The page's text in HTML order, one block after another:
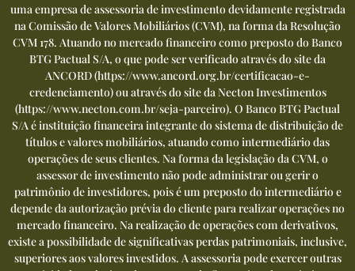
uma empresa de assessoria de investimento devidamente registrada
na Comissão de Valores Mobiliários (CVM), na forma da Resolução
CVM 178. Atuando no mercado financeiro como preposto do Banco
BTG Pactual S/A, o que pode ser verificado através do site da
ANCORD (https://www.ancord.org.br/certificacao-e-
credenciamento) ou através do site da Necton Investimentos
(https://www.necton.com.br/seja-parceiro). O Banco BTG Pactual
S/A é instituição financeira integrante do sistema de distribuição de
títulos e valores mobiliários, atuando como intermediário das
operações de seus clientes. Na forma da legislação da CVM, o
assessor de investimento não pode administrar ou gerir o
patrimônio de investidores, pois é um preposto do intermediário e
depende da autorização prévia do cliente para realizar operações no
mercado financeiro. Na realização de operações com derivativos,
existe a possibilidade de significativas perdas patrimoniais, inclusive,
superiores aos valores investidos. A assessoria pode exercer outras